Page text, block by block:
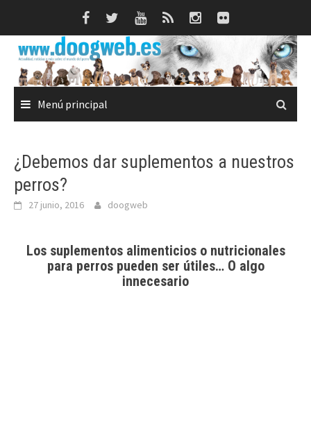
Menú principal
¿Debemos dar suplementos a nuestros
perros?
27 junio, 2016 doogweb
Los suplementos alimenticios o nutricionales
para perros pueden ser útiles… O algo
innecesario